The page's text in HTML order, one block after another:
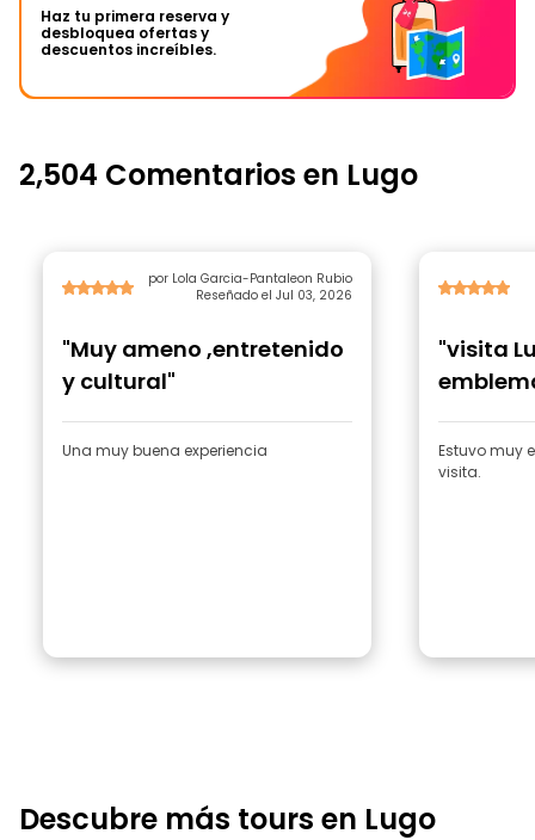
Haz tu primera reserva y
desbloquea ofertas y
descuentos increíbles.
2,504 Comentarios en Lugo
por Lola Garcia-Pantaleon Rubio
Reseñado el Jul 03, 2026
"Muy ameno ,entretenido
y cultural"
Una muy buena experiencia
"visita
Estuvo muy
visita.
Descubre más tours en Lugo